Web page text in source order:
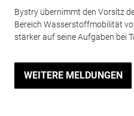
Bystry übernimmt den Vorsitz
Bereich Wasserstoffmobilität
stärker auf seine Aufgaben bei
WEITERE MELDUNGEN